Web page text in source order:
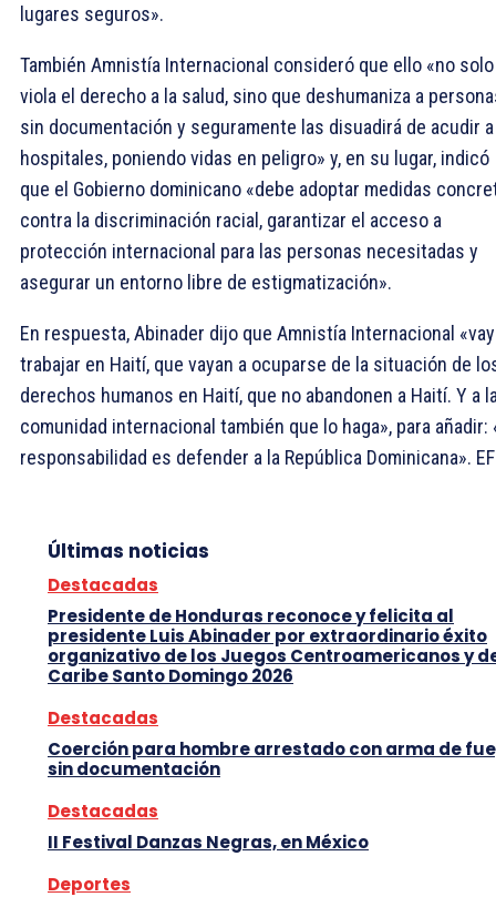
lugares seguros».
También Amnistía Internacional consideró que ello «no solo
viola el derecho a la salud, sino que deshumaniza a
sin documentación y seguramente las disuadirá de acudir a
hospitales, poniendo vidas en peligro» y, en su lugar, indicó
que el Gobierno dominicano «debe adoptar medidas
contra la discriminación racial, garantizar el acceso a
protección internacional para las personas necesitadas y
asegurar un entorno libre de estigmatización».
En respuesta, Abinader dijo que Amnistía Internacional
trabajar en Haití, que vayan a ocuparse de la situación de
derechos humanos en Haití, que no abandonen a Haití. Y a
comunidad internacional también que lo haga», para añadir:
responsabilidad es defender a la República Dominicana».
Últimas noticias
Destacadas
Presidente de Honduras reconoce y felicita al
presidente Luis Abinader por extraordinario éxito
organizativo de los Juegos Centroamericanos y
Caribe Santo Domingo 2026
Destacadas
Coerción para hombre arrestado con arma de
sin documentación
Destacadas
II Festival Danzas Negras, en México
Deportes